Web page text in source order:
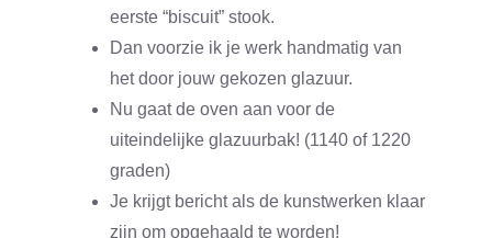
eerste “biscuit” stook.
Dan voorzie ik je werk handmatig van
het door jouw gekozen glazuur.
Nu gaat de oven aan voor de
uiteindelijke glazuurbak! (1140 of 1220
graden)
Je krijgt bericht als de kunstwerken klaar
zijn om opgehaald te worden!